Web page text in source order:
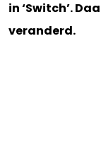
in ‘Switch’.
veranderd.